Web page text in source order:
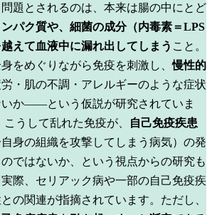
題とされるのは、本来は腸の中にとど
パク質や、細菌の成分（内毒素＝LPS
えて血液中に漏れ出してしまう こと。
をめぐりながら免疫を刺激し、慢性的
・肌の不調・アレルギーのような症状
いか——という仮説が研究されていま
うして乱れた免疫が、
自己免疫疾患
自身の組織を攻撃してしまう病気）の発
ではないか、という視点からの研究も
際、セリアック病や一部の自己免疫疾
の関連が指摘されています。ただし、